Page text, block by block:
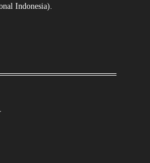
Indonesia).